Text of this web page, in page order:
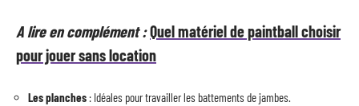
A lire en complément :Quel matériel de paintball choisir
pour jouer sans location
Les planches : Idéales pour travailler les battements de jambes.